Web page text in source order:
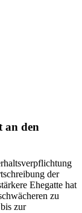
an den
der
Ehegatte hat
zu
zur